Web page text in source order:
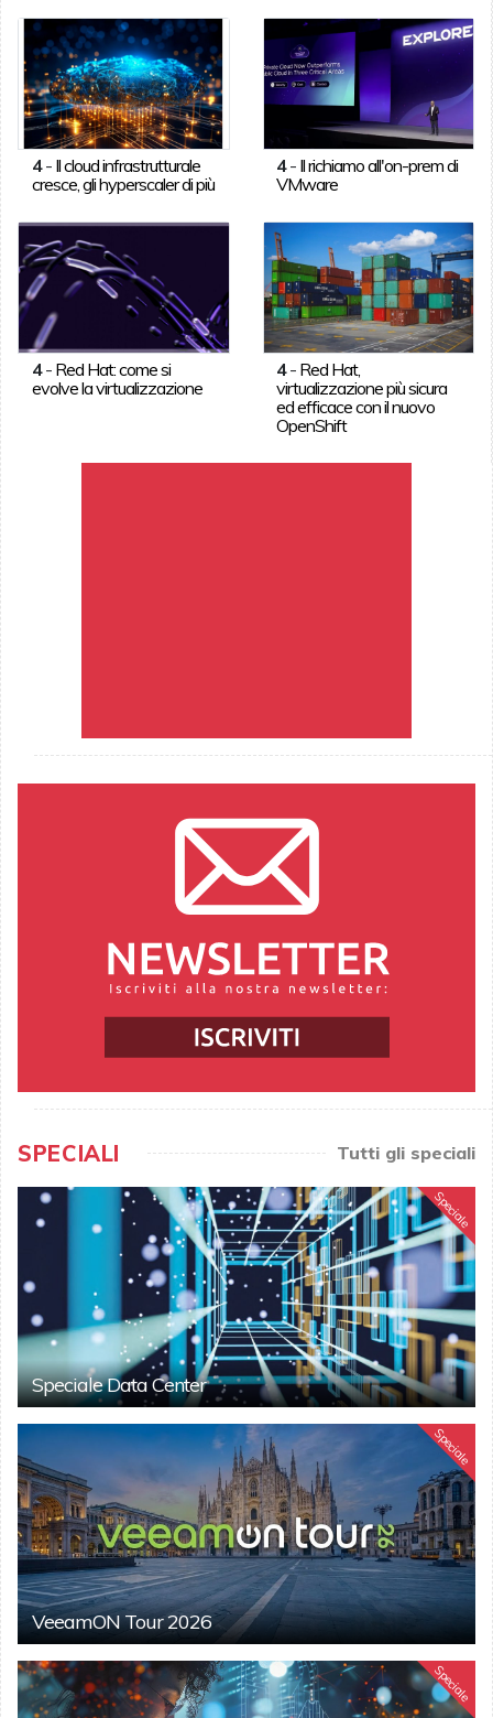
4- Il cloud infrastrutturale
cresce, gli hyperscaler di più
4- Il richiamo all'on-prem di
VMware
4- Red Hat: come si
evolve la virtualizzazione
4- Red Hat,
virtualizzazione più sicura
ed efficace con il nuovo
OpenShift
SPECIALI Tutti gli speciali
Speciale
Speciale Data Center
Speciale
VeeamON Tour 2026
Speciale